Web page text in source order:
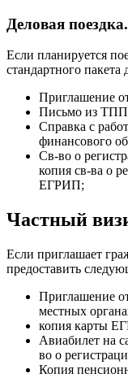
Деловая поездка.
Если планируется
стандартного
Приглашение
Письмо из ТПП
Справка с
финансового
Св-во о
копия св-ва о
ЕГРИП;
Частный
Если приглашает
предоставить
Приглашение
местных
копия карты
Авиабилет на
во о
Копия